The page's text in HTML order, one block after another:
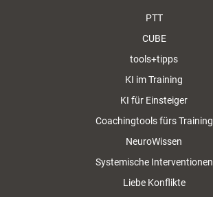
PTT
CUBE
tools+tipps
KI im Training
KI für Einsteiger
Coachingtools fürs Training
NeuroWissen
Systemische Interventionen
Liebe Konflikte